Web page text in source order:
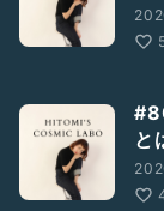
と